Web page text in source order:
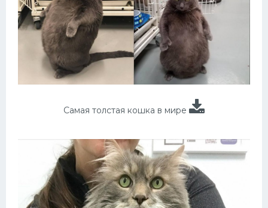
Самая толстая кошка в мире